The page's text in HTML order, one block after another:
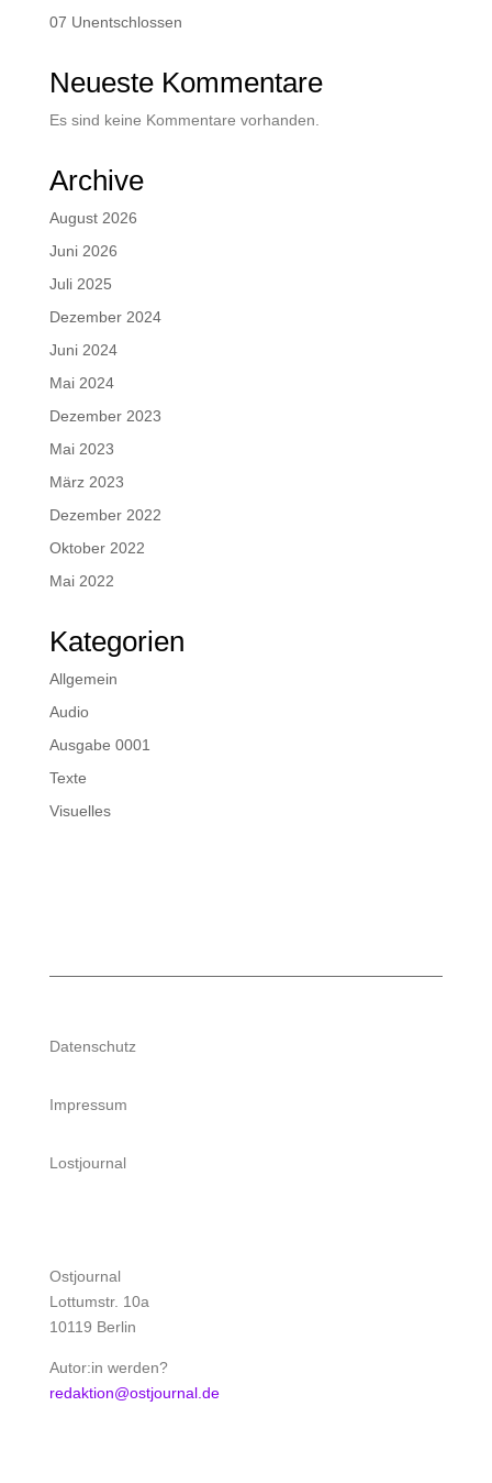
07 Unentschlossen
Neueste Kommentare
Es sind keine Kommentare vorhanden.
Archive
August 2026
Juni 2026
Juli 2025
Dezember 2024
Juni 2024
Mai 2024
Dezember 2023
Mai 2023
März 2023
Dezember 2022
Oktober 2022
Mai 2022
Kategorien
Allgemein
Audio
Ausgabe 0001
Texte
Visuelles
Datenschutz
Impressum
Lostjournal
Ostjournal
Lottumstr. 10a
10119 Berlin
Autor:in werden?
redaktion@ostjournal.de